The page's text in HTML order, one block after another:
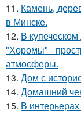
11. Камень,
в Минске.
12. В
"Хоромы" -
атмосферы.
13. Дом с
14. Домашний
15. В